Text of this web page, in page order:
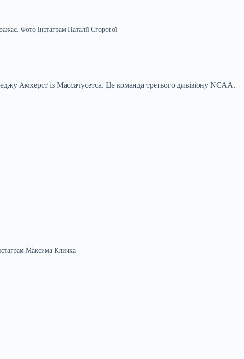
Фото інстаграм Наталії Єгорової
Амхерст із Массачусетса. Це команда третього дивізіону NCAA.
Максима Кличка